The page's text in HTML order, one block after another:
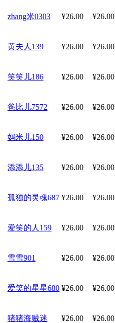
zhang米0303 ¥26.00 ¥26.00
黄夫人139 ¥26.00 ¥26.00
笑笑儿186 ¥26.00 ¥26.00
爸比儿7572 ¥26.00 ¥26.00
妈米儿150 ¥26.00 ¥26.00
添添儿135 ¥26.00 ¥26.00
孤独的灵魂687 ¥26.00 ¥26.00
爱笑的人159 ¥26.00 ¥26.00
雪雪901 ¥26.00 ¥26.00
爱笑的星星680 ¥26.00 ¥26.00
猪猪海贼迷 ¥26.00 ¥26.00